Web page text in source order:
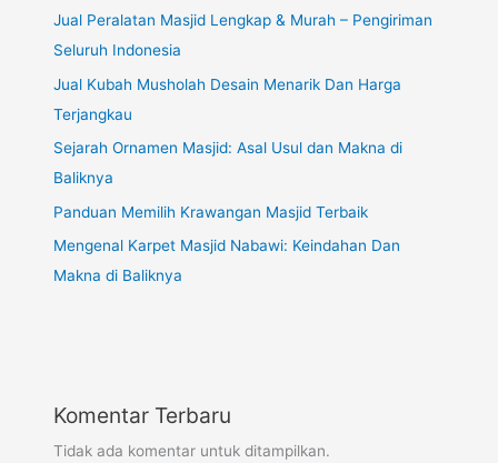
Jual Peralatan Masjid Lengkap & Murah – Pengiriman
Seluruh Indonesia
Jual Kubah Musholah Desain Menarik Dan Harga
Terjangkau
Sejarah Ornamen Masjid: Asal Usul dan Makna di
Baliknya
Panduan Memilih Krawangan Masjid Terbaik
Mengenal Karpet Masjid Nabawi: Keindahan Dan
Makna di Baliknya
Komentar Terbaru
Tidak ada komentar untuk ditampilkan.